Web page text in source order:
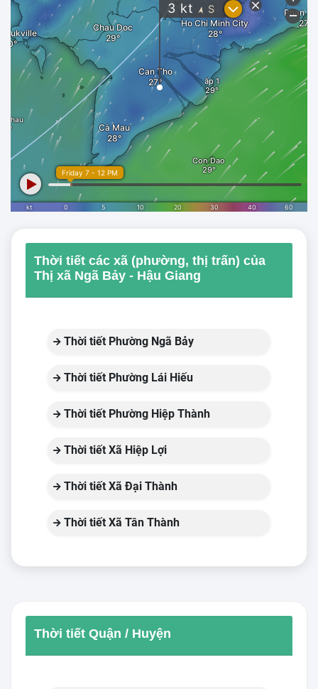
Thời tiết các xã (phường, thị trấn) của
Thị xã Ngã Bảy - Hậu Giang
Thời tiết Phường Ngã Bảy
Thời tiết Phường Lái Hiếu
Thời tiết Phường Hiệp Thành
Thời tiết Xã Hiệp Lợi
Thời tiết Xã Đại Thành
Thời tiết Xã Tân Thành
Thời tiết Quận / Huyện